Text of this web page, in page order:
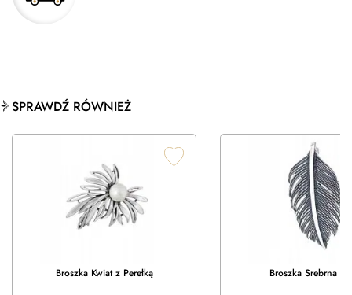
SPRAWDŹ RÓWNIEŻ
Broszka Kwiat z Perełką Broszka Srebrna